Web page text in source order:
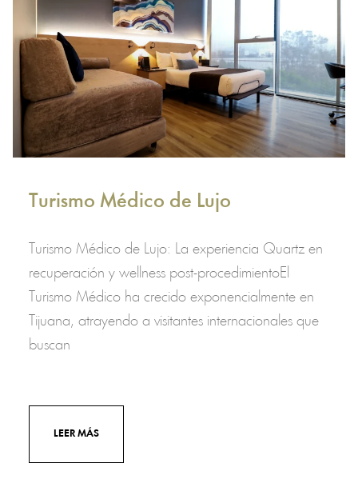
Turismo Médico de Lujo
Turismo Médico de Lujo: La experiencia Quartz en
recuperación y wellness post-procedimientoEl
Turismo Médico ha crecido exponencialmente en
Tijuana, atrayendo a visitantes internacionales que
buscan
LEER MÁS